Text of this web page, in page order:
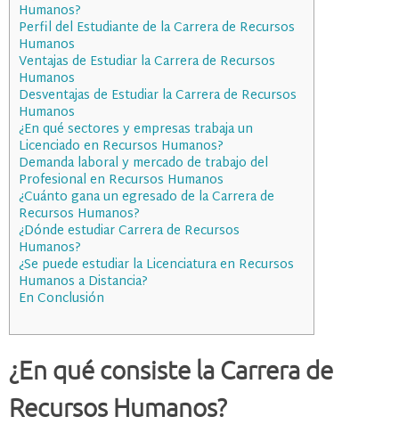
Humanos?
Perfil del Estudiante de la Carrera de Recursos
Humanos
Ventajas de Estudiar la Carrera de Recursos
Humanos
Desventajas de Estudiar la Carrera de Recursos
Humanos
¿En qué sectores y empresas trabaja un
Licenciado en Recursos Humanos?
Demanda laboral y mercado de trabajo del
Profesional en Recursos Humanos
¿Cuánto gana un egresado de la Carrera de
Recursos Humanos?
¿Dónde estudiar Carrera de Recursos
Humanos?
¿Se puede estudiar la Licenciatura en Recursos
Humanos a Distancia?
En Conclusión
¿En qué consiste la Carrera de
Recursos Humanos?